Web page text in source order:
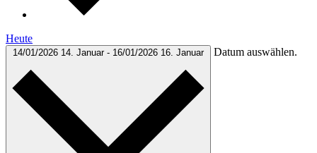
Heute
14/01/2026 14. Januar - 16/01/2026 16. Januar Datum auswählen.